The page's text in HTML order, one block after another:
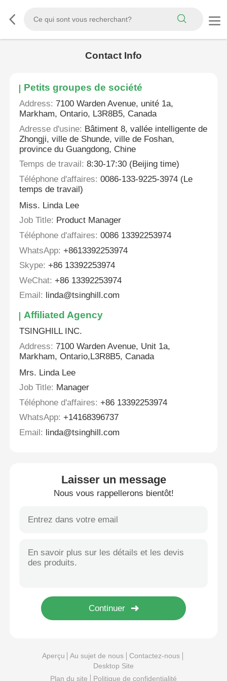
Contact Info
Petits groupes de société
Address: 7100 Warden Avenue, unité 1a,
Markham, Ontario, L3R8B5, Canada
Adresse d'usine: Bâtiment 8, vallée intelligente de
Zhongji, ville de Shunde, ville de Foshan,
province du Guangdong, Chine
Temps de travail: 8:30-17:30 (Beijing time)
Téléphone d'affaires: 0086-133-9225-3974 (Le
temps de travail)
Miss. Linda Lee
Job Title: Product Manager
Téléphone d'affaires: 0086 13392253974
WhatsApp: +8613392253974
Skype: +86 13392253974
WeChat: +86 13392253974
Email: linda@tsinghill.com
Affiliated Agency
TSINGHILL INC.
Address: 7100 Warden Avenue, Unit 1a,
Markham, Ontario,L3R8B5, Canada
Mrs. Linda Lee
Job Title: Manager
Téléphone d'affaires: +86 13392253974
WhatsApp: +14168396737
Email: linda@tsinghill.com
Laisser un message
Nous vous rappellerons bientôt!
Aperçu Au sujet de nous
Contactez-nous
Desktop Site
Plan du site
Politique de confidentialité